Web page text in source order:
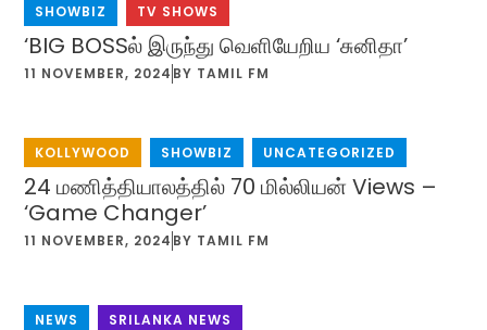
SHOWBIZ TV SHOWS
‘BIG BOSSல் இருந்து வெளியேறிய ‘சுனிதா’
11 NOVEMBER, 2024 BY TAMIL FM
KOLLYWOOD SHOWBIZ UNCATEGORIZED
24 மணித்தியாலத்தில் 70 மில்லியன் Views –
‘Game Changer’
11 NOVEMBER, 2024 BY TAMIL FM
NEWS SRILANKA NEWS